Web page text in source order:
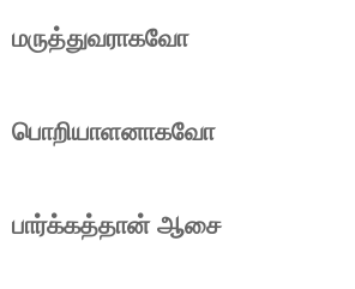
மருத்துவராகவோ
பொறியாளனாகவோ
பார்க்கத்தான் ஆசை